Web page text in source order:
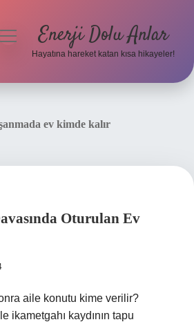
menüyüEnerji Dolu Anlar
Hayatına hareket katan kısa hikayeler!
ev kimde kalır
Oturulan Ev
aile konutu kime verilir?
ikametgahı kaydının tapu